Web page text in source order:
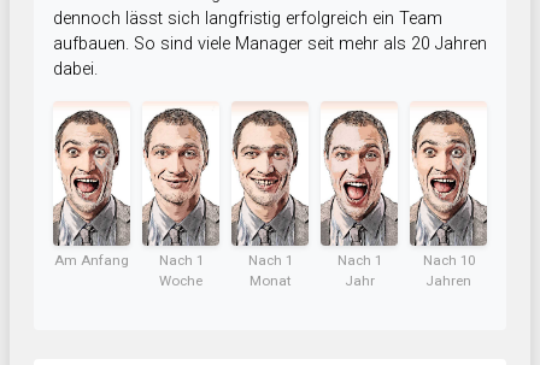
dennoch lässt sich langfristig erfolgreich ein Team
aufbauen. So sind viele Manager seit mehr als 20 Jahren
dabei.
Am Anfang
Nach 1
Woche
Nach 1
Monat
Nach 1
Jahr
Nach 10
Jahren